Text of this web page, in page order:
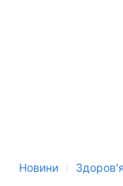
Новини › Здоров'я